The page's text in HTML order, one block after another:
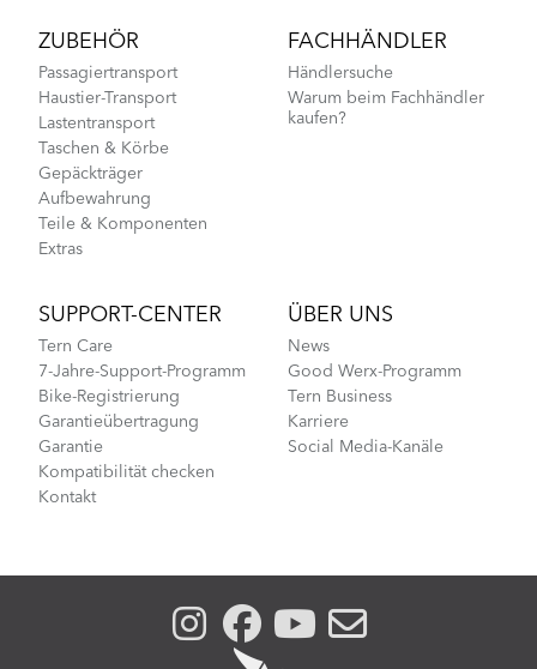
ZUBEHÖR
Passagiertransport
Haustier-Transport
Lastentransport
Taschen & Körbe
Gepäckträger
Aufbewahrung
Teile & Komponenten
Extras
FACHHÄNDLER
Händlersuche
Warum beim Fachhändler
kaufen?
SUPPORT-CENTER
Tern Care
7-Jahre-Support-Programm
Bike-Registrierung
Garantieübertragung
Garantie
Kompatibilität checken
Kontakt
ÜBER UNS
News
Good Werx-Programm
Tern Business
Karriere
Social Media-Kanäle